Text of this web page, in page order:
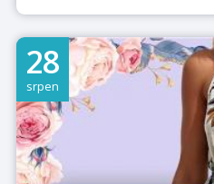
28
srpen